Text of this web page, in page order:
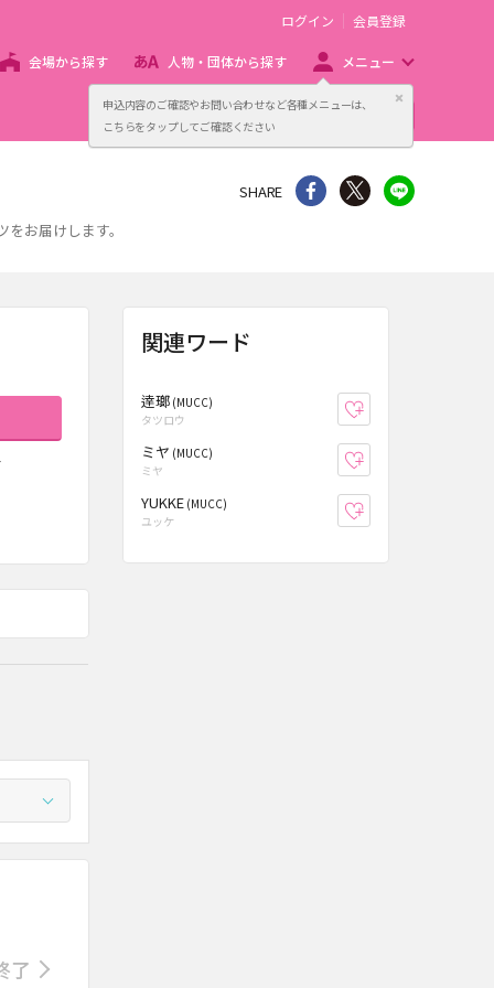
申込内容のご確認やお問い合わせなど各種メニューは、
こちらをタップしてご確認ください
閉じる
ログイン 会員登録
会場から探す 人物・団体から探す メニュー
主催者向け販売サービス
お届けします。
SHARE シェア Twitter
了
関連ワード
逹瑯 (MUCC)
タツロウ
ミヤ (MUCC)
ミヤ
YUKKE (MUCC)
ユッケ